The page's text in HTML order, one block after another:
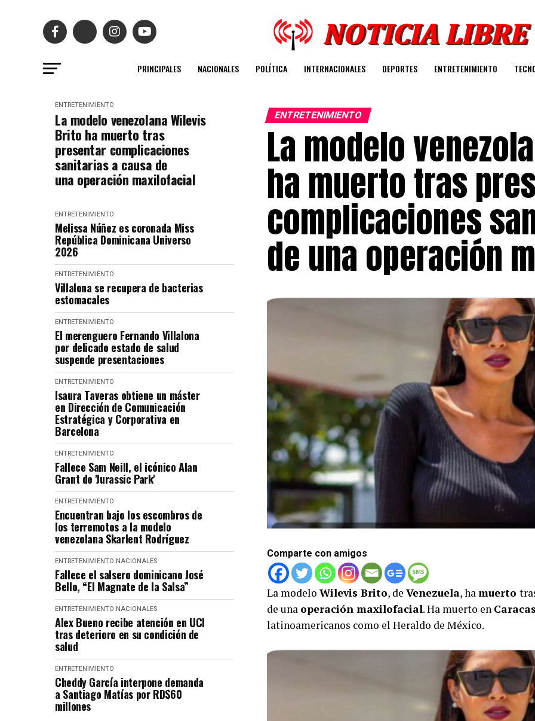
PRINCIPALES NACIONALES POLÍTICA INTERNACIONALES DEPORTES ENTRETENIMIENTO
ENTRETENIMIENTO
La modelo venezolana Wilevis
Brito ha muerto tras
presentar complicaciones
sanitarias a causa de
una operación maxilofacial
ENTRETENIMIENTO
Melissa Núñez es coronada Miss
República Dominicana Universo
2026
ENTRETENIMIENTO
Villalona se recupera de bacterias
estomacales
ENTRETENIMIENTO
El merenguero Fernando Villalona
por delicado estado de salud
suspende presentaciones
ENTRETENIMIENTO
Isaura Taveras obtiene un máster
en Dirección de Comunicación
Estratégica y Corporativa en
Barcelona
ENTRETENIMIENTO
Fallece Sam Neill, el icónico Alan
Grant de 'Jurassic Park'
ENTRETENIMIENTO
Encuentran bajo los escombros de
los terremotos a la modelo
venezolana Skarlent Rodríguez
ENTRETENIMIENTO NACIONALES
Fallece el salsero dominicano José
Bello, “El Magnate de la Salsa”
ENTRETENIMIENTO NACIONALES
Alex Bueno recibe atención en UCI
tras deterioro en su condición de
salud
ENTRETENIMIENTO
Cheddy García interpone demanda
a Santiago Matías por RD$60
millones
ENTRETENIMIENTO
La modelo
ha muerto tras
complicaciones
de una operación
Comparte con amigos
La modelo Wilevis Brito, de Venezuela, hamuerto
de una operación maxilofacial. Ha muerto en Caracas
latinoamericanos como el Heraldo de México.